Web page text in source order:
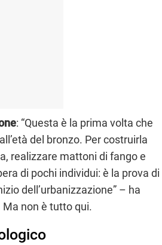
: “Questa è la prima volta che
del bronzo. Per costruirla
realizzare mattoni di fango e
di pochi individui: è la prova di
dell’urbanizzazione” – ha
non è tutto qui.